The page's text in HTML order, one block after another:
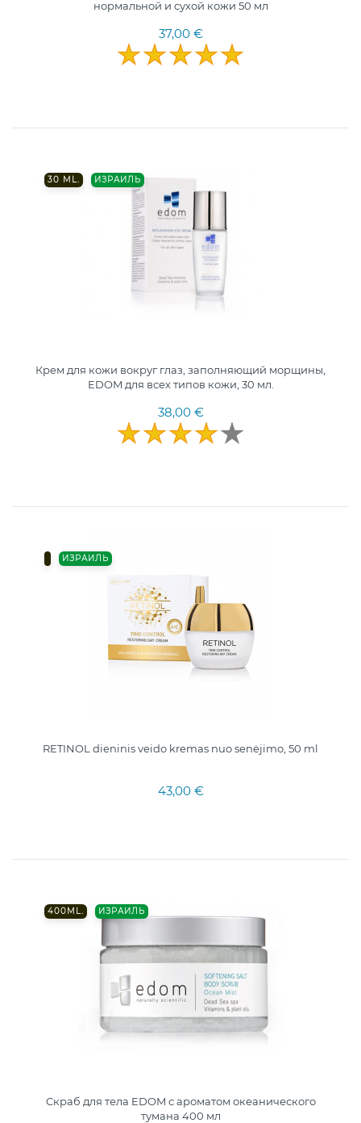
нормальной и сухой кожи 50 мл
37,00 €
30 ML. ИЗРАИЛЬ
Крем для кожи вокруг глаз, заполняющий морщины,
EDOM для всех типов кожи, 30 мл.
38,00 €
ИЗРАИЛЬ
RETINOL dieninis veido kremas nuo senėjimo, 50 ml
43,00 €
400ML. ИЗРАИЛЬ
Скраб для тела EDOM с ароматом океанического
тумана 400 мл